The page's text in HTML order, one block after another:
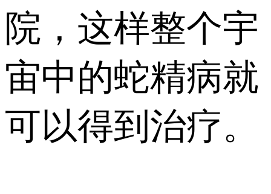
院，这样整个宇
宙中的蛇精病就
可以得到治疗。